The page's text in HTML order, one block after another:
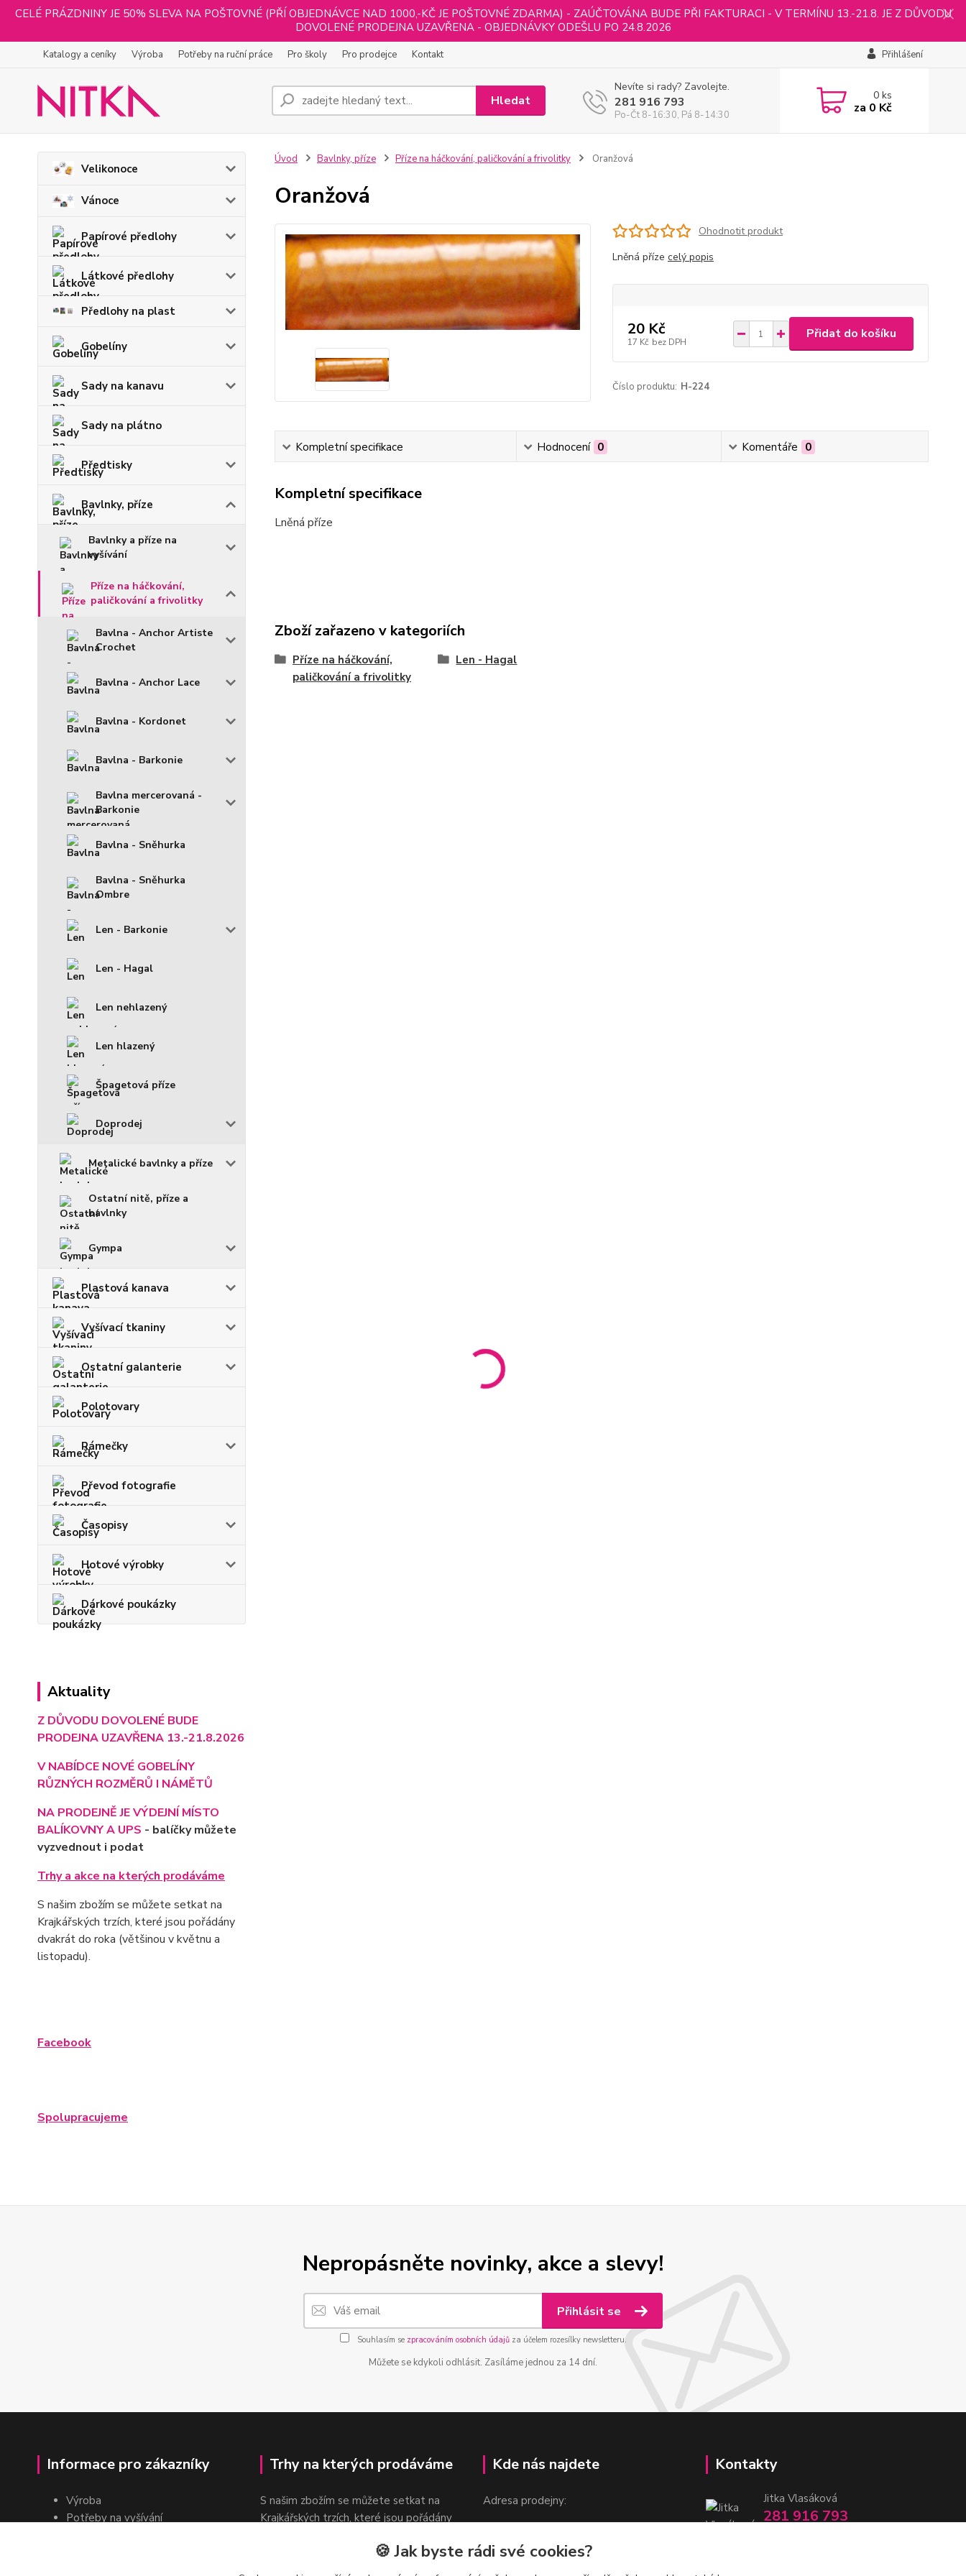
CELÉ PRÁZDNINY JE 50% SLEVA NA POŠTOVNÉ (PŘÍ OBJEDNÁVCE NAD 1000,-KČ JE POŠTOVNÉ ZDARMA) - ZAÚČTOVÁNA BUDE PŘI FAKTURACI - V TERMÍNU 13.-21.8. JE Z DŮVODU
DOVOLENÉ PRODEJNA UZAVŘENA - OBJEDNÁVKY ODEŠLU PO 24.8.2026
Katalogy a ceníky Výroba Potřeby na ruční práce Pro školy Pro prodejce Kontakt Přihlášení
Hledat
Nevíte si rady? Zavolejte.
281 916 793
Po-Čt 8-16:30, Pá 8-14:30
0ks
za 0 Kč
Velikonoce
Vánoce
Papírové předlohy
Látkové předlohy
Předlohy na plast
Gobelíny
Sady na kanavu
Sady na plátno
Předtisky
Bavlnky, příze
Bavlnky a příze na
vyšívání
Příze na háčkování,
paličkování a frivolitky
Bavlna - Anchor Artiste
Crochet
Bavlna - Anchor Lace
Bavlna - Kordonet
Bavlna - Barkonie
Bavlna mercerovaná -
Barkonie
Bavlna - Sněhurka
Bavlna - Sněhurka
Ombre
Len - Barkonie
Len - Hagal
Len nehlazený
Len hlazený
Špagetová příze
Doprodej
Metalické bavlnky a příze
Ostatní nitě, příze a
bavlnky
Gympa
Plastová kanava
Vyšívací tkaniny
Ostatní galanterie
Polotovary
Rámečky
Převod fotografie
Časopisy
Hotové výrobky
Dárkové poukázky
Aktuality
Z DŮVODU DOVOLENÉ BUDE
PRODEJNA UZAVŘENA 13.-21.8.2026
V NABÍDCE NOVÉ GOBELÍNY
RŮZNÝCH ROZMĚRŮ I NÁMĚTŮ
NA PRODEJNĚ JE VÝDEJNÍ MÍSTO
BALÍKOVNY A UPS - balíčky můžete
vyzvednout i podat
Trhy a akce na kterých prodáváme
S našim zbožím se můžete setkat na
Krajkářských trzích, které jsou pořádány
dvakrát do roka (většinou v květnu a
listopadu).
Facebook
Spolupracujeme
Úvod Bavlnky, příze Příze na háčkování, paličkování a frivolitky Oranžová
Oranžová
Ohodnotit produkt
Lněná příze celý popis
20 Kč
17 Kč bez DPH
Přidat do košíku
Číslo produktu: H-224
Kompletní specifikace Hodnocení 0 Komentáře 0
Kompletní specifikace
Lněná příze
Zboží zařazeno v kategoriích
Příze na háčkování,
paličkování a frivolitky
Len - Hagal
Nepropásněte novinky, akce a slevy!
Přihlásit se
Souhlasím se zpracováním osobních údajůza účelem rozesílky newsletteru.
Můžete se kdykoli odhlásit. Zasíláme jednou za 14 dní.
Informace pro zákazníky
Výroba
Potřeby na vyšívání
Trhy na kterých prodáváme
S našim zbožím se můžete setkat na
Krajkářských trzích, které jsou pořádány
Kde nás najdete
Adresa prodejny:
v blízkosti stanice Metra B -
Kontakty
Jitka Vlasáková
281 916 793
🍪 Jak byste rádi své cookies?